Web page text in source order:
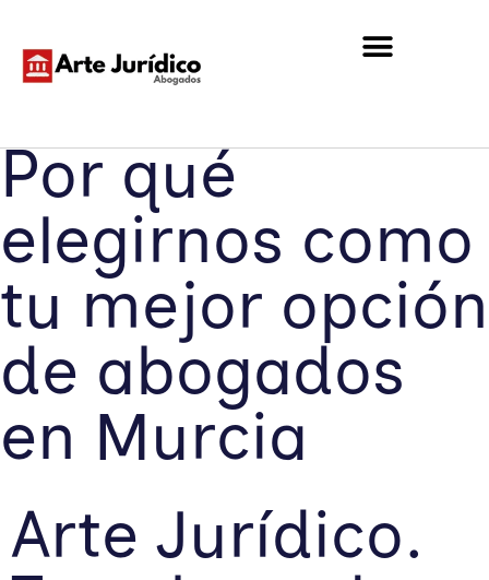
Por qué
elegirnos como
tu mejor opción
de abogados
en Murcia
Arte Jurídico.